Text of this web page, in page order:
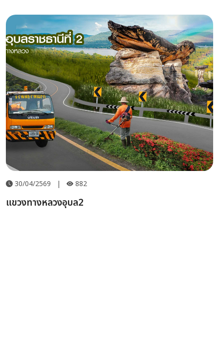
ต่อประตูการค้าระหว่างประเทศ
30/04/2569 | 882
แขวงทางหลวงอุบล2